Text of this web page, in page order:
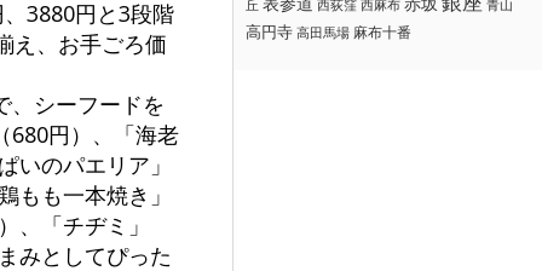
3880円と3段階
え、お手ごろ価
、シーフードを
680円）、「海老
いのパエリア」
もも一本焼き」
、「チヂミ」
みとしてぴった
丘
西荻窪 西麻布 青山
高円寺 高田馬場 麻布十番